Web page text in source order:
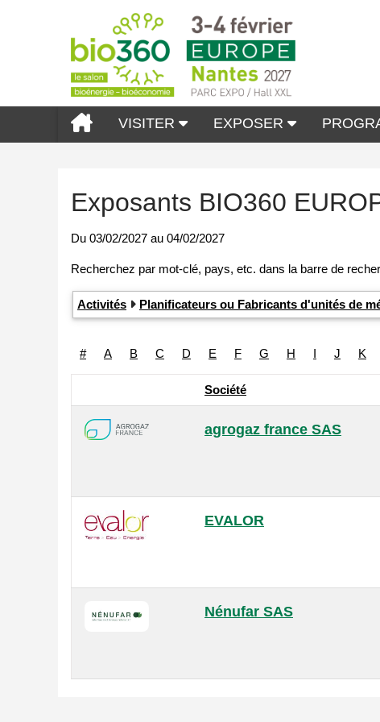
VISITER EXPOSER
Exposants BIO360
Du 03/02/2027 au 04/02/2027
Activités Planificateurs ou Fabricants d'unités de
# A B C D E F G H I J K
Société
agrogaz france SAS
EVALOR
Nénufar SAS